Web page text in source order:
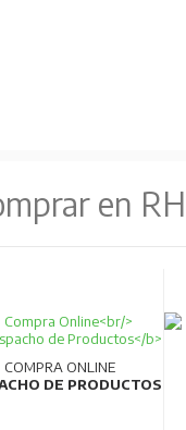
en
COMPRA ONLINE
DE PRODUCTOS